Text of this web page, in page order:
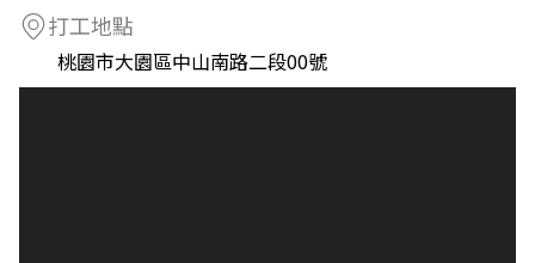
打工地點
桃園市大園區中山南路二段00號